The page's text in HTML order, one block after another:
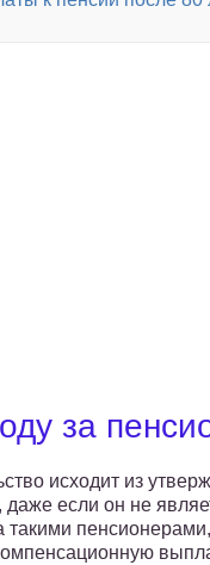
за
исходит из
даже если он не